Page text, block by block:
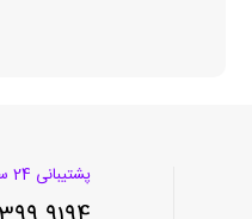
پشتیبانی 24 ساعته فقط با یک تماس